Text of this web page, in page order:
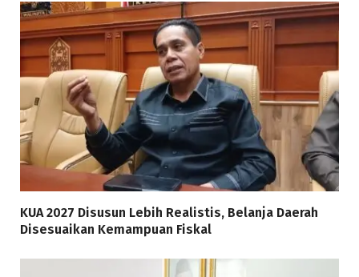
KUA 2027 Disusun Lebih Realistis, Belanja Daerah
Disesuaikan Kemampuan Fiskal